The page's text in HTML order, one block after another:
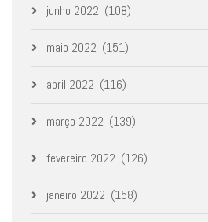
junho 2022 (108)
maio 2022 (151)
abril 2022 (116)
março 2022 (139)
fevereiro 2022 (126)
janeiro 2022 (158)